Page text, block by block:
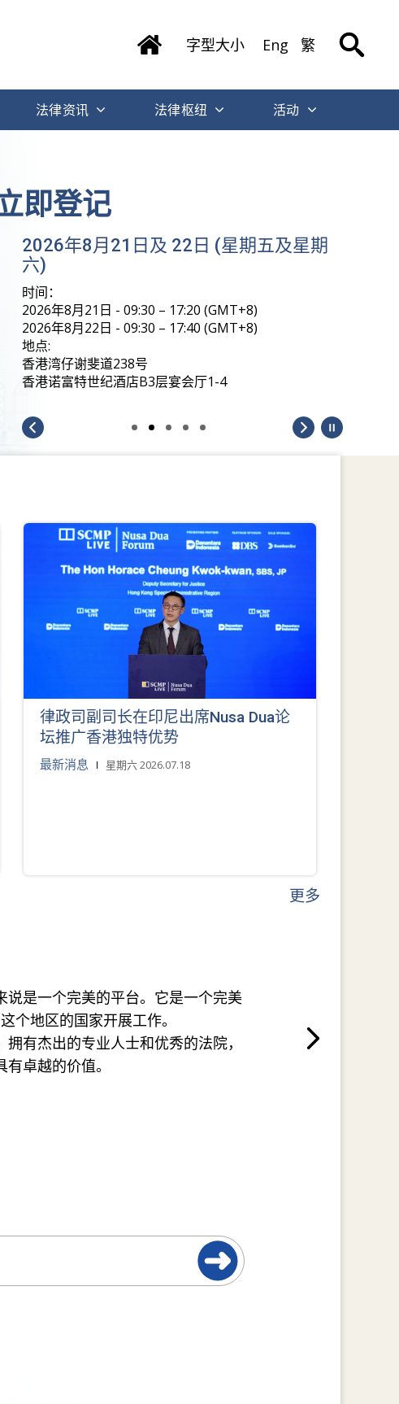
字型大小 Eng 繁
法律资讯 法律枢纽 活动
即登记
2026年8月21日及 22日 (星期五及星期
六)
时间：
2026年8月21日 - 09:30 – 17:20 (GMT+8)
2026年8月22日 - 09:30 – 17:40 (GMT+8)
地点:
香港湾仔谢斐道238号
香港诺富特世纪酒店B3层宴会厅1-4
律政司副司长在印尼出席Nusa Dua论
坛推广香港独特优势
最新消息 星期六 2026.07.18
更多
是一个完美的平台。它是一个完美
个地区的国家开展工作。
有杰出的专业人士和优秀的法院，
卓越的价值。